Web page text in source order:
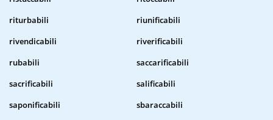
riturbabili
riunificabili
rivendicabili
riverificabili
rubabili
saccarificabili
sacrificabili
salificabili
saponificabili
sbaraccabili